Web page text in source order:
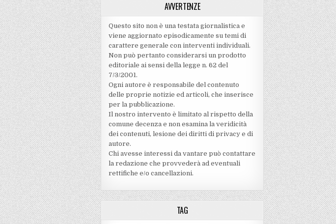
AVVERTENZE
Questo sito non è una testata giornalistica e
viene aggiornato episodicamente su temi di
carattere generale con interventi individuali.
Non può pertanto considerarsi un prodotto
editoriale ai sensi della legge n. 62 del
7/3/2001.
Ogni autore è responsabile del contenuto
delle proprie notizie ed articoli, che inserisce
per la pubblicazione.
Il nostro intervento è limitato al rispetto della
comune decenza e non esamina la veridicità
dei contenuti‚ lesione dei diritti di privacy e di
autore.
Chi avesse interessi da vantare può contattare
la redazione che provvederà ad eventuali
rettifiche e/o cancellazioni.
TAG